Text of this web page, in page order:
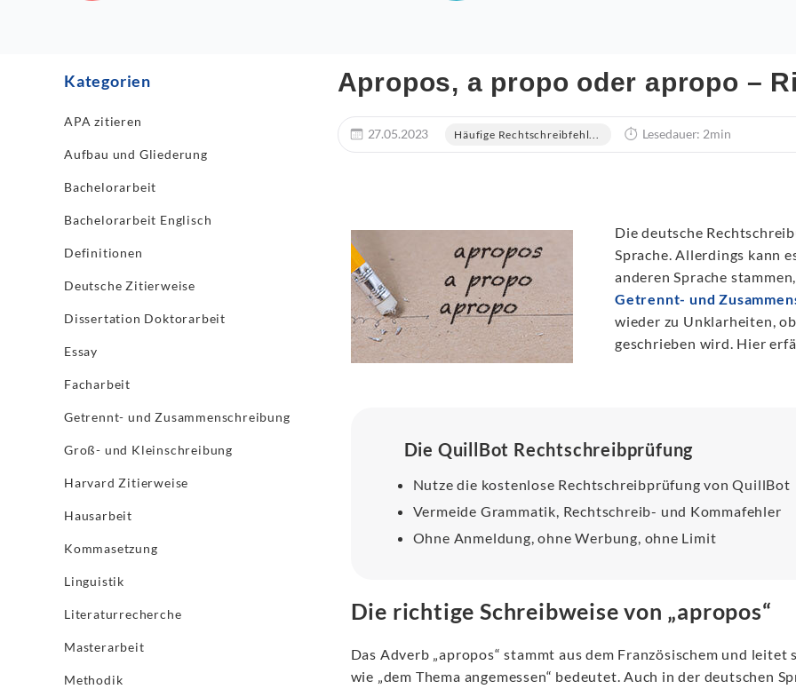
Kategorien
APA zitieren
Aufbau und Gliederung
Bachelorarbeit
Bachelorarbeit Englisch
Definitionen
Deutsche Zitierweise
Dissertation Doktorarbeit
Essay
Facharbeit
Getrennt- und Zusammenschreibung
Groß- und Kleinschreibung
Harvard Zitierweise
Hausarbeit
Kommasetzung
Linguistik
Literaturrecherche
Masterarbeit
Methodik
Apropos, a propo oder apropo –
27.05.2023 Häufige Rechtschreibfehl... Lesedauer: 2min
Die deutsche
Sprache. Allerdings kann
anderen Sprache
Getrennt- und
wieder zu Unklarheiten, ob
geschrieben wird. Hier
Die QuillBot Rechtschreibprüfung
Nutze die kostenlose Rechtschreibprüfung von QuillBot
Vermeide Grammatik, Rechtschreib- und Kommafehler
Ohne Anmeldung, ohne Werbung, ohne Limit
Die richtige Schreibweise von „apropos“
Das Adverb „apropos“ stammt aus dem Französischem und leitet
wie „dem Thema angemessen“ bedeutet. Auch in der deutschen